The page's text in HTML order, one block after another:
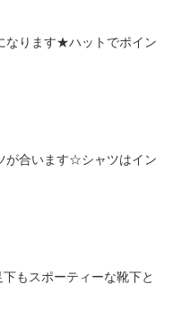
なります★ハットでポイン
が合います☆シャツはイン
もスポーティーな靴下と